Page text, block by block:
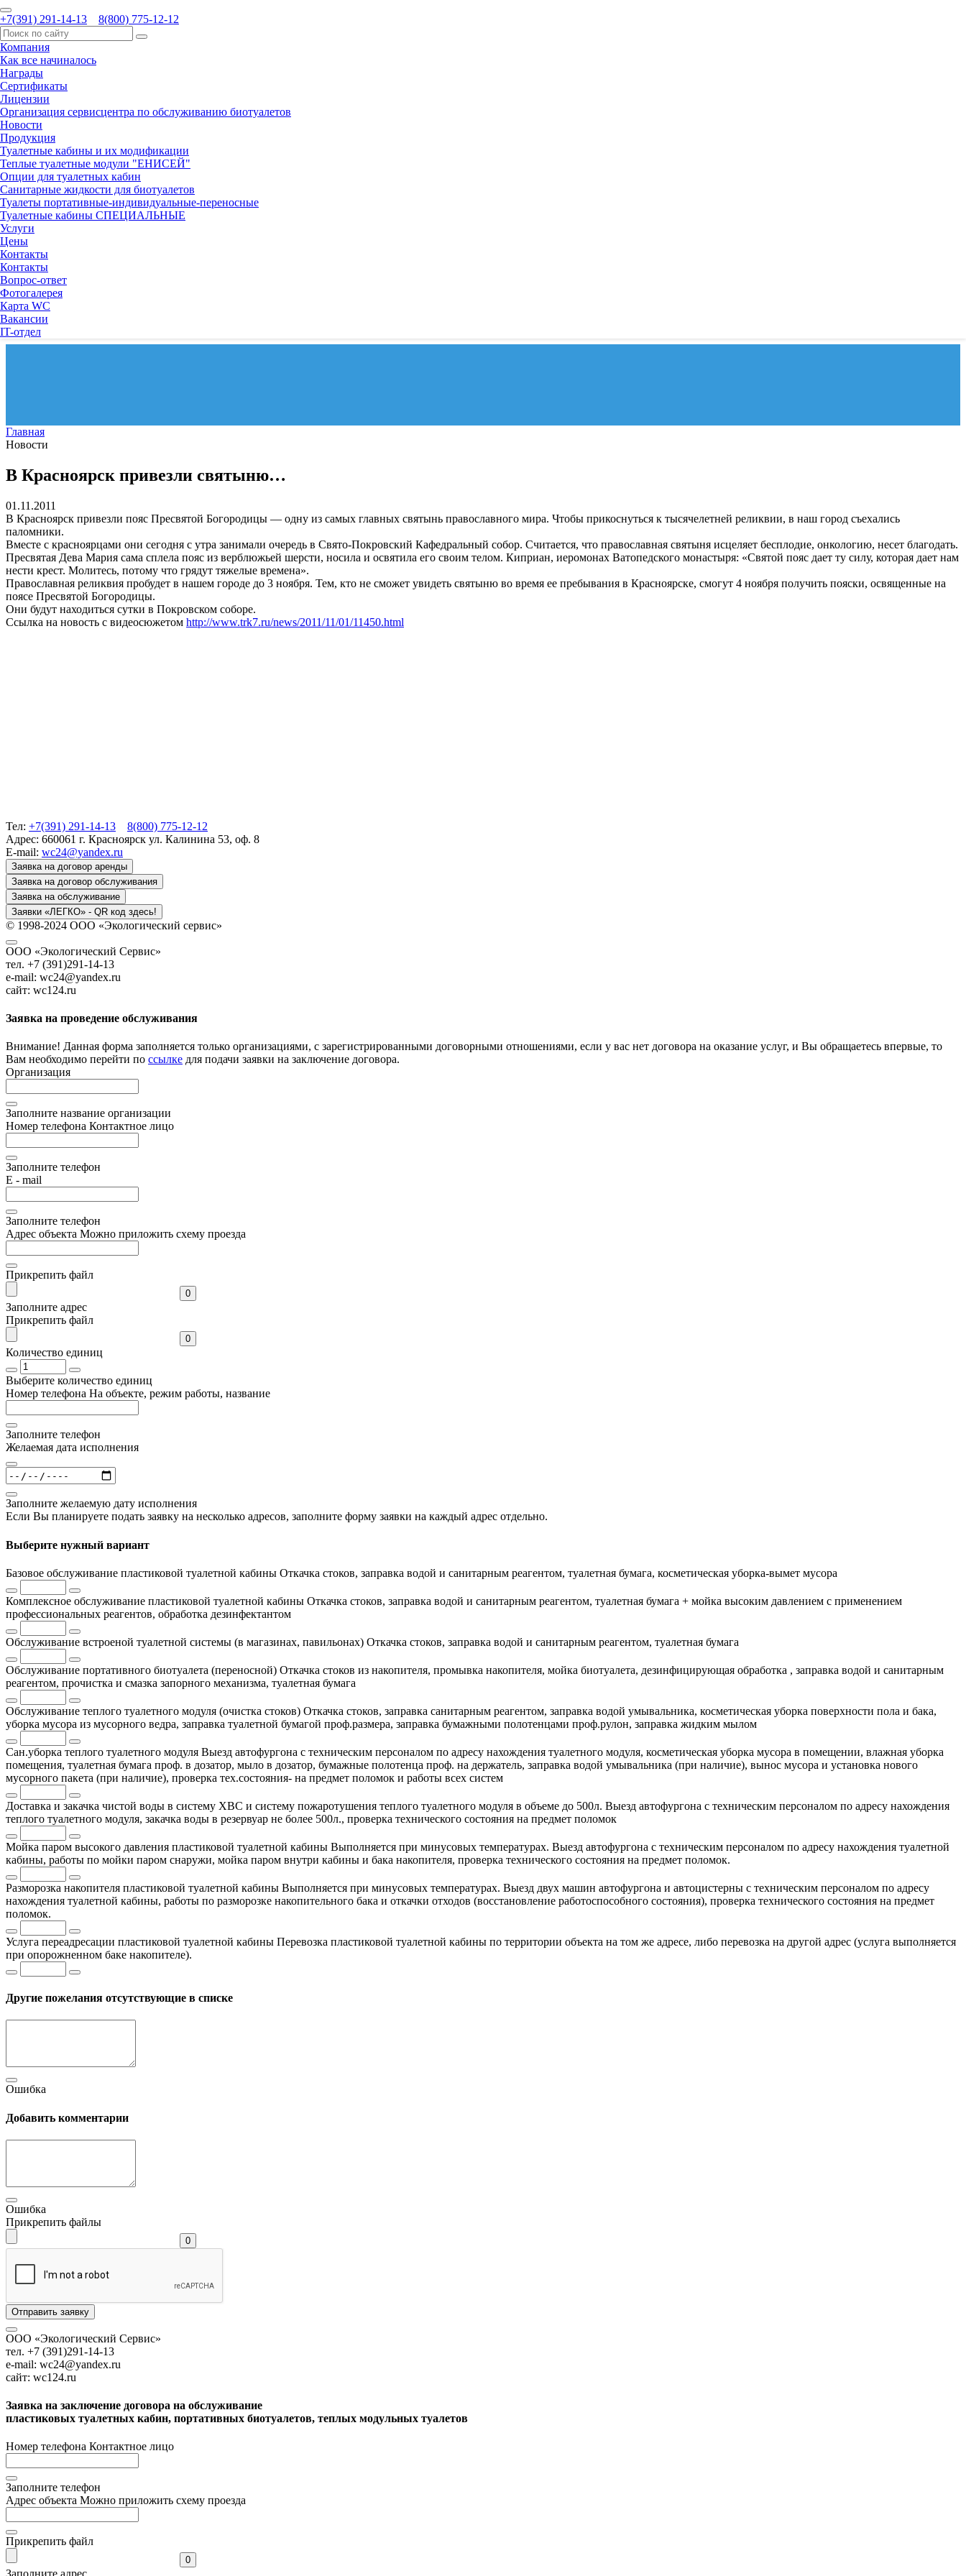
+7(391) 291-14-13 8(800) 775-12-12
Компания
Как все начиналось
Награды
Сертификаты
Лицензии
Организация сервисцентра по обслуживанию биотуалетов
Новости
Продукция
Туалетные кабины и их модификации
Теплые туалетные модули "ЕНИСЕЙ"
Опции для туалетных кабин
Санитарные жидкости для биотуалетов
Туалеты портативные-индивидуальные-переносные
Туалетные кабины СПЕЦИАЛЬНЫЕ
Услуги
Цены
Контакты
Контакты
Вопрос-ответ
Фотогалерея
Карта WC
Вакансии
IT-отдел
Главная
Новости
В Красноярск привезли святыню…
01.11.2011
В Красноярск привезли пояс Пресвятой Богородицы — одну из самых главных святынь православного мира. Чтобы прикоснуться к тысячелетней реликвии, в наш город съехались
паломники.
Вместе с красноярцами они сегодня с утра занимали очередь в Свято-Покровский Кафедральный собор. Считается, что православная святыня исцеляет бесплодие, онкологию, несет благодать.
Пресвятая Дева Мария сама сплела пояс из верблюжьей шерсти, носила и освятила его своим телом. Киприан, иеромонах Ватопедского монастыря: «Святой пояс дает ту силу, которая дает нам
нести крест. Молитесь, потому что грядут тяжелые времена».
Православная реликвия пробудет в нашем городе до 3 ноября. Тем, кто не сможет увидеть святыню во время ее пребывания в Красноярске, смогут 4 ноября получить пояски, освященные на
поясе Пресвятой Богородицы.
Они будут находиться сутки в Покровском соборе.
Ссылка на новость с видеосюжетом http://www.trk7.ru/news/2011/11/01/11450.html
Тел: +7(391) 291-14-13
8(800) 775-12-12
Адрес: 660061 г. Красноярск ул. Калинина 53, оф. 8
E-mail: wc24@yandex.ru
Заявка на договор аренды
Заявка на договор обслуживания
Заявка на обслуживание
Заявки «ЛЕГКО» - QR код здесь!
© 1998-2024 ООО «Экологический сервис»
ООО «Экологический Сервис»
тел. +7 (391)291-14-13
e-mail: wc24@yandex.ru
сайт: wc124.ru
Заявка на проведение обслуживания
Внимание! Данная форма заполняется только организациями, с зарегистрированными договорными отношениями, если у вас нет договора на оказание услуг, и Вы обращаетесь впервые, то
Вам необходимо перейти по ссылке для подачи заявки на заключение договора.
Организация
Заполните название организации
Номер телефона Контактное лицо
Заполните телефон
E - mail
Заполните телефон
Адрес объекта Можно приложить схему проезда
Прикрепить файл
0
Заполните адрес
Прикрепить файл
0
Количество единиц
Выберите количество единиц
Номер телефона На объекте, режим работы, название
Заполните телефон
Желаемая дата исполнения
Заполните желаемую дату исполнения
Если Вы планируете подать заявку на несколько адресов, заполните форму заявки на каждый адрес отдельно.
Выберите нужный вариант
Базовое обслуживание пластиковой туалетной кабины Откачка стоков, заправка водой и санитарным реагентом, туалетная бумага, косметическая уборка-вымет мусора
Комплексное обслуживание пластиковой туалетной кабины Откачка стоков, заправка водой и санитарным реагентом, туалетная бумага + мойка высоким давлением с применением
профессиональных реагентов, обработка дезинфектантом
Обслуживание встроеной туалетной системы (в магазинах, павильонах) Откачка стоков, заправка водой и санитарным реагентом, туалетная бумага
Обслуживание портативного биотуалета (переносной) Откачка стоков из накопителя, промывка накопителя, мойка биотуалета, дезинфицирующая обработка , заправка водой и санитарным
реагентом, прочистка и смазка запорного механизма, туалетная бумага
Обслуживание теплого туалетного модуля (очистка стоков) Откачка стоков, заправка санитарным реагентом, заправка водой умывальника, косметическая уборка поверхности пола и бака,
уборка мусора из мусорного ведра, заправка туалетной бумагой проф.размера, заправка бумажными полотенцами проф.рулон, заправка жидким мылом
Сан.уборка теплого туалетного модуля Выезд автофургона с техническим персоналом по адресу нахождения туалетного модуля, косметическая уборка мусора в помещении, влажная уборка
помещения, туалетная бумага проф. в дозатор, мыло в дозатор, бумажные полотенца проф. на держатель, заправка водой умывальника (при наличие), вынос мусора и установка нового
мусорного пакета (при наличие), проверка тех.состояния- на предмет поломок и работы всех систем
Доставка и закачка чистой воды в систему ХВС и систему пожаротушения теплого туалетного модуля в объеме до 500л. Выезд автофургона с техническим персоналом по адресу нахождения
теплого туалетного модуля, закачка воды в резервуар не более 500л., проверка технического состояния на предмет поломок
Мойка паром высокого давления пластиковой туалетной кабины Выполняется при минусовых температурах. Выезд автофургона с техническим персоналом по адресу нахождения туалетной
кабины, работы по мойки паром снаружи, мойка паром внутри кабины и бака накопителя, проверка технического состояния на предмет поломок.
Разморозка накопителя пластиковой туалетной кабины Выполняется при минусовых температурах. Выезд двух машин автофургона и автоцистерны с техническим персоналом по адресу
нахождения туалетной кабины, работы по разморозке накопительного бака и откачки отходов (восстановление работоспособного состояния), проверка технического состояния на предмет
поломок.
Услуга переадресации пластиковой туалетной кабины Перевозка пластиковой туалетной кабины по территории объекта на том же адресе, либо перевозка на другой адрес (услуга выполняется
при опорожненном баке накопителе).
Другие пожелания отсутствующие в списке
Ошибка
Добавить комментарии
Ошибка
Прикрепить файлы
0
Отправить заявку
ООО «Экологический Сервис»
тел. +7 (391)291-14-13
e-mail: wc24@yandex.ru
сайт: wc124.ru
Заявка на заключение договора на обслуживание
пластиковых туалетных кабин, портативных биотуалетов, теплых модульных туалетов
Номер телефона Контактное лицо
Заполните телефон
Адрес объекта Можно приложить схему проезда
Прикрепить файл
0